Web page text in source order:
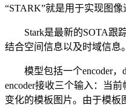
“STARK”就是用于实现图像
Stark是最新的SOTA跟踪
结合空间信息以及时域信息。
模型包括一个encoder，
encoder接收三个输入：当
变化的模板图片。由于模板